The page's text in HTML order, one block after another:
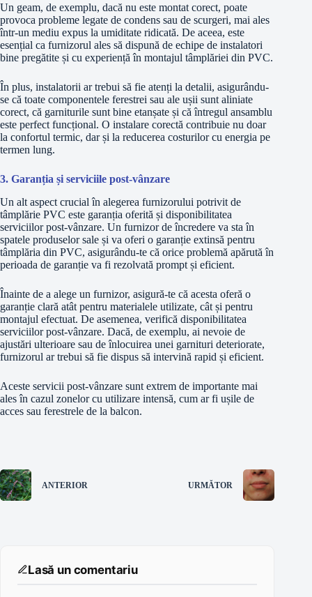
Un geam, de exemplu, dacă nu este montat corect, poate
provoca probleme legate de condens sau de scurgeri, mai ales
într-un mediu expus la umiditate ridicată. De aceea, este
esențial ca furnizorul ales să dispună de echipe de instalatori
bine pregătite și cu experiență în montajul tâmplăriei din PVC.
În plus, instalatorii ar trebui să fie atenți la detalii, asigurându-
se că toate componentele ferestrei sau ale ușii sunt aliniate
corect, că garniturile sunt bine etanșate și că întregul ansamblu
este perfect funcțional. O instalare corectă contribuie nu doar
la confortul termic, dar și la reducerea costurilor cu energia pe
termen lung.
3. Garanția și serviciile post-vânzare
Un alt aspect crucial în alegerea furnizorului potrivit de
tâmplărie PVC este garanția oferită și disponibilitatea
serviciilor post-vânzare. Un furnizor de încredere va sta în
spatele produselor sale și va oferi o garanție extinsă pentru
tâmplăria din PVC, asigurându-te că orice problemă apărută în
perioada de garanție va fi rezolvată prompt și eficient.
Înainte de a alege un furnizor, asigură-te că acesta oferă o
garanție clară atât pentru materialele utilizate, cât și pentru
montajul efectuat. De asemenea, verifică disponibilitatea
serviciilor post-vânzare. Dacă, de exemplu, ai nevoie de
ajustări ulterioare sau de înlocuirea unei garnituri deteriorate,
furnizorul ar trebui să fie dispus să intervină rapid și eficient.
Aceste servicii post-vânzare sunt extrem de importante mai
ales în cazul zonelor cu utilizare intensă, cum ar fi ușile de
acces sau ferestrele de la balcon.
ANTERIOR URMĂTOR
Lasă un comentariu